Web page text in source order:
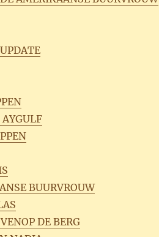
BUURVROUW
DE BERG